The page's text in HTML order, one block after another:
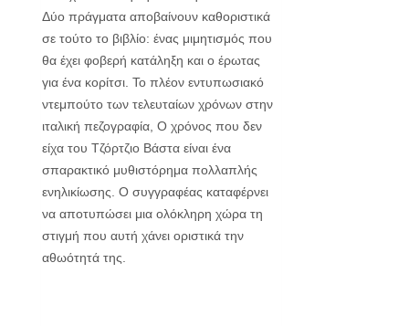
Δύο πράγματα αποβαίνουν καθοριστικά
σε τούτο το βιβλίο: ένας μιμητισμός που
θα έχει φοβερή κατάληξη και ο έρωτας
για ένα κορίτσι. Το πλέον εντυπωσιακό
ντεμπούτο των τελευταίων χρόνων στην
ιταλική πεζογραφία, Ο χρόνος που δεν
είχα του Τζόρτζιο Βάστα είναι ένα
σπαρακτικό μυθιστόρημα πολλαπλής
ενηλικίωσης. Ο συγγραφέας καταφέρνει
να αποτυπώσει μια ολόκληρη χώρα τη
στιγμή που αυτή χάνει οριστικά την
αθωότητά της.